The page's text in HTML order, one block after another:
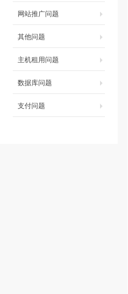
网站推广问题
其他问题
主机租用问题
数据库问题
支付问题